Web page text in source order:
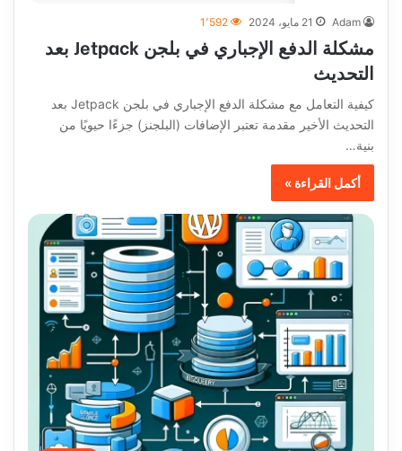
Adam 21 مايو، 2024 1٬592
مشكلة الدفع الإجباري في بلجن Jetpack بعد
التحديث
كيفية التعامل مع مشكلة الدفع الإجباري في بلجن Jetpack بعد
التحديث الأخير مقدمة تعتبر الإضافات (البلجنز) جزءًا حيويًا من
بنية…
أكمل القراءة »